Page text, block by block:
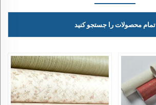
تمام محصولات را جستجو کنید